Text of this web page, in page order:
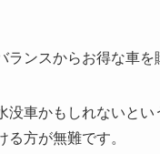
ンスからお得な車を
車かもしれないと
方が無難です。